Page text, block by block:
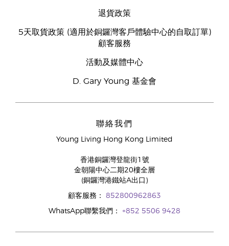
退貨政策
5天取貨政策 (適用於銅鑼灣客戶體驗中心的自取訂單)
顧客服務
活動及媒體中心
D. Gary Young 基金會
聯絡我們
Young Living Hong Kong Limited
香港銅鑼灣登龍街1號
金朝陽中心二期20樓全層
(銅鑼灣港鐵站A出口)
顧客服務： 852800962863
WhatsApp聯繫我們： +852 5506 9428